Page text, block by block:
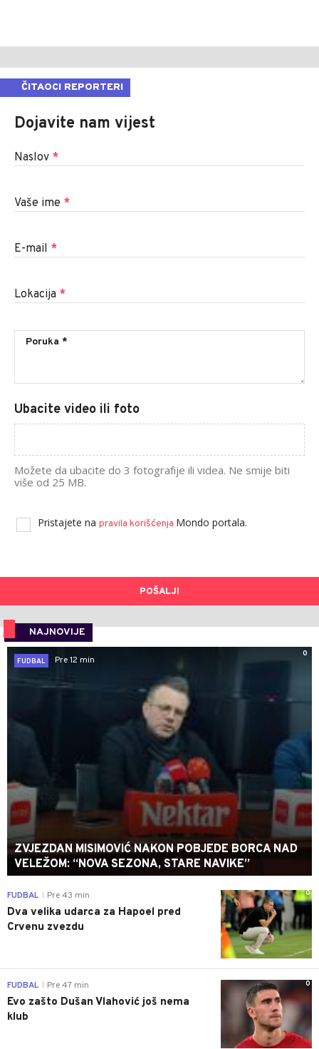
ČITAOCI REPORTERI
Dojavite nam vijest
Naslov *
Vaše ime *
E-mail *
Lokacija *
Ubacite video ili foto
Možete da ubacite do 3 fotografije ili videa. Ne smije biti
više od 25 MB.
Pristajete na pravila korišćenja Mondo portala.
POŠALJI
NAJNOVIJE
0
FUDBAL
Pre 12 min
ZVJEZDAN MISIMOVIĆ NAKON POBJEDE BORCA NAD
VELEŽOM: “NOVA SEZONA, STARE NAVIKE”
0
FUDBAL Pre 43 min
Dva velika udarca za Hapoel pred
Crvenu zvezdu
0
FUDBAL Pre 47 min
Evo zašto Dušan Vlahović još nema
klub